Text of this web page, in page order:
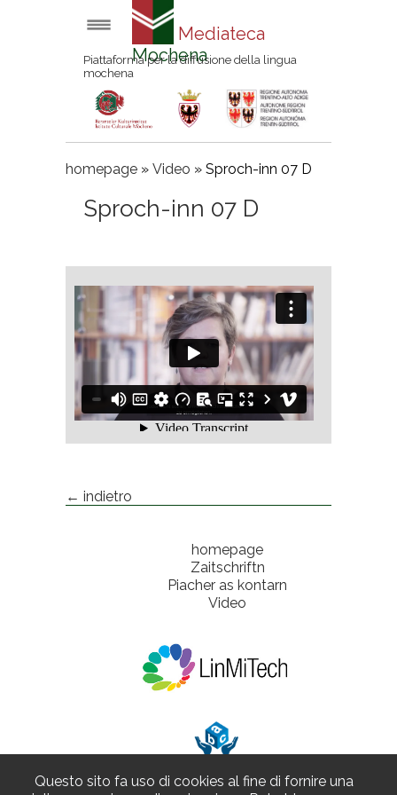
Mediateca
Mochena
Piattaforma per la diffusione della lingua
mochena
homepage » Video » Sproch-inn 07 D
Sproch-inn 07 D
← indietro
homepage
Zaitschriftn
Piacher as kontarn
Video
Questo sito fa uso di cookies al fine di fornire una